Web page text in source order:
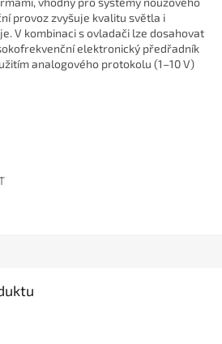
provoz zvyšuje kvalitu světla i
V kombinaci s ovladači lze dosahovat
elektronický předřadník
analogového protokolu (1–10 V)